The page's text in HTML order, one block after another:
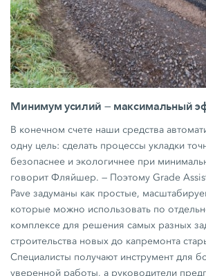
Минимум усилий — максимальный
В конечном счете наши средства
одну цель: сделать процессы укладки
безопаснее и экологичнее при
говорит Фляйшер. — Поэтому Grade
Pave задуманы как простые,
которые можно использовать по
комплексе для решения самых разных
строительства новых до капремонта
Специалисты получают инструмент для
уверенной работы, а руководители